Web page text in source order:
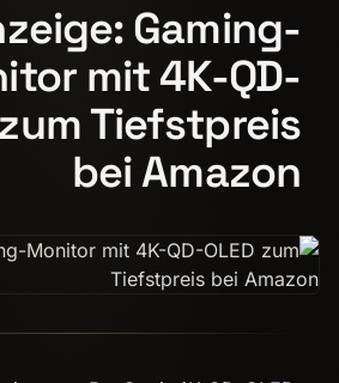
Gaming-
mit 4K-QD-
zum Tiefstpreis
bei Amazon